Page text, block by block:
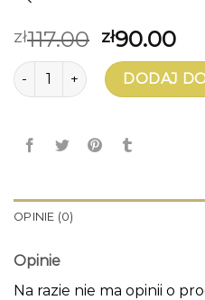
zł117.00 zł90.00
ilość kolczyki dlugieDODAJ
OPINIE (0)
Opinie
Na razie nie ma opinii o